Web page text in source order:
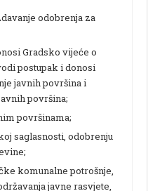
odobrenja za
Gradsko vijeće o
postupak i donosi
javnih površina i
površina;
površinama;
saglasnosti, odobrenju
komunalne potrošnje,
javne rasvjete,